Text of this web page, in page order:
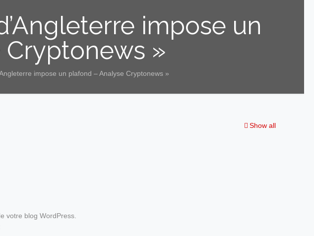
impose un
»
impose un plafond – Analyse Cryptonews »
Show all
votre blog WordPress.